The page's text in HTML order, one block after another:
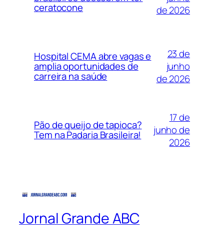
ceratocone
de 2026
Hospital CEMA abre vagas e
amplia oportunidades de
carreira na saúde
23 de
junho
de 2026
Pão de queijo de tapioca?
Tem na Padaria Brasileira!
17 de
junho de
2026
Jornal Grande ABC